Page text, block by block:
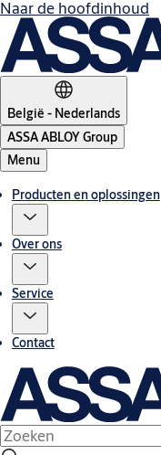
Naar de hoofdinhoud
België - Nederlands
ASSA ABLOY Group
Menu
Producten en oplossingen
Over ons
Service
Contact